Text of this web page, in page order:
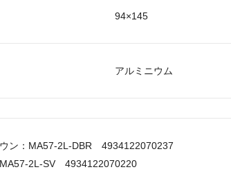
94×145
アルミニウム
ン：MA57-2L-DBR 4934122070237
2L-SV 4934122070220